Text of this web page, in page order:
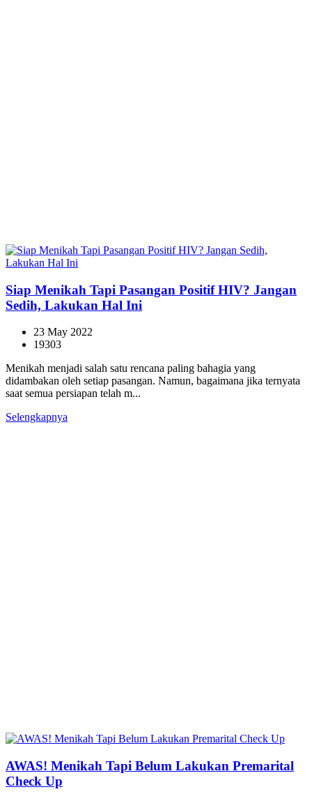
Siap Menikah Tapi Pasangan Positif HIV? Jangan
Sedih, Lakukan Hal Ini
23 May 2022
19303
Menikah menjadi salah satu rencana paling bahagia yang
didambakan oleh setiap pasangan. Namun, bagaimana jika ternyata
saat semua persiapan telah m...
Selengkapnya
AWAS! Menikah Tapi Belum Lakukan Premarital
Check Up